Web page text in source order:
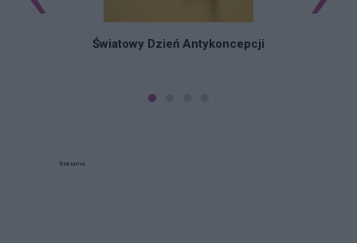
Światowy Dzień Antykoncepcji
Reklama: